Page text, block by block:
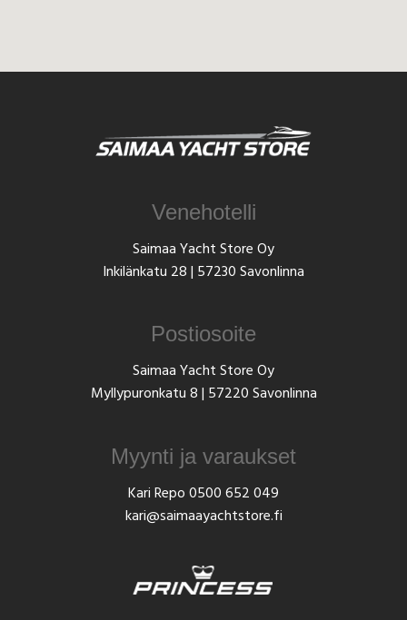
Venehotelli
Saimaa Yacht Store Oy
Inkilänkatu 28 | 57230 Savonlinna
Postiosoite
Saimaa Yacht Store Oy
Myllypuronkatu 8 | 57220 Savonlinna
Myynti ja varaukset
Kari Repo0500 652 049
kari@saimaayachtstore.fi